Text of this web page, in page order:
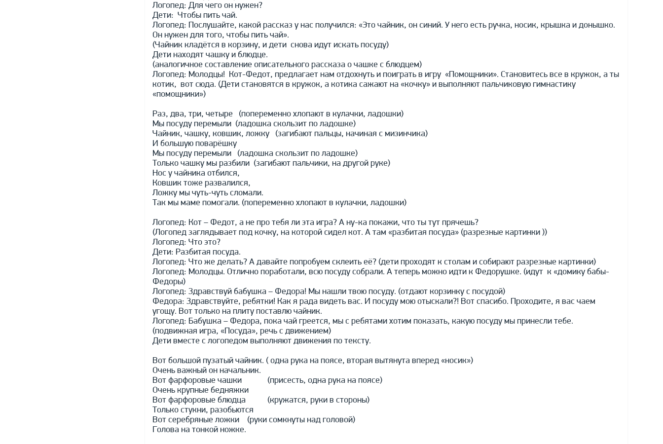
Логопед: Для чего он нужен?
Дети: Чтобы пить чай.
Логопед: Послушайте, какой рассказ у нас получился: «Это чайник, он синий. У него есть ручка, носик, крышка и донышко.
Он нужен для того, чтобы пить чай».
(Чайник кладётся в корзину, и дети снова идут искать посуду)
Дети находят чашку и блюдце.
(аналогичное составление описательного рассказа о чашке с блюдцем)
Логопед: Молодцы! Кот-Федот, предлагает нам отдохнуть и поиграть в игру «Помощники». Становитесь все в кружок, а ты
котик, вот сюда. (Дети становятся в кружок, а котика сажают на «кочку» и выполняют пальчиковую гимнастику
«помощники»)
Раз, два, три, четыре (попеременно хлопают в кулачки, ладошки)
Мы посуду перемыли (ладошка скользит по ладошке)
Чайник, чашку, ковшик, ложку (загибают пальцы, начиная с мизинчика)
И большую поварёшку
Мы посуду перемыли (ладошка скользит по ладошке)
Только чашку мы разбили (загибают пальчики, на другой руке)
Нос у чайника отбился,
Ковшик тоже развалился,
Ложку мы чуть-чуть сломали.
Так мы маме помогали. (попеременно хлопают в кулачки, ладошки)
Логопед: Кот – Федот, а не про тебя ли эта игра? А ну-ка покажи, что ты тут прячешь?
(Логопед заглядывает под кочку, на которой сидел кот. А там «разбитая посуда» (разрезные картинки ))
Логопед: Что это?
Дети: Разбитая посуда.
Логопед: Что же делать? А давайте попробуем склеить её? (дети проходят к столам и собирают разрезные картинки)
Логопед: Молодцы. Отлично поработали, всю посуду собрали. А теперь можно идти к Федорушке. (идут к «домику бабы-
Федоры)
Логопед: Здравствуй бабушка – Федора! Мы нашли твою посуду. (отдают корзинку с посудой)
Федора: Здравствуйте, ребятки! Как я рада видеть вас. И посуду мою отыскали?! Вот спасибо. Проходите, я вас чаем
угощу. Вот только на плиту поставлю чайник.
Логопед: Бабушка – Федора, пока чай греется, мы с ребятами хотим показать, какую посуду мы принесли тебе.
(подвижная игра, «Посуда», речь с движением)
Дети вместе с логопедом выполняют движения по тексту.
Вот большой пузатый чайник. ( одна рука на поясе, вторая вытянута вперед «носик»)
Очень важный он начальник.
Вот фарфоровые чашки (присесть, одна рука на поясе)
Очень крупные бедняжки
Вот фарфоровые блюдца (кружатся, руки в стороны)
Только стукни, разобьются
Вот серебряные ложки (руки сомкнуты над головой)
Голова на тонкой ножке.